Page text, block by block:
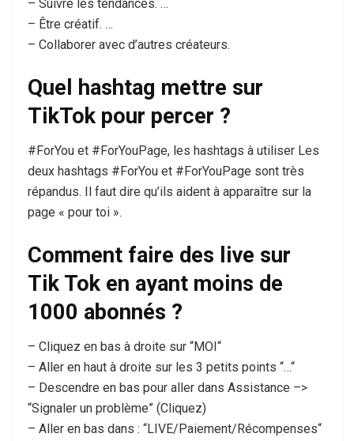
– Suivre les tendances. …
– Être créatif. …
– Collaborer avec d’autres créateurs.
Quel hashtag mettre sur
TikTok pour percer ?
#ForYou et #ForYouPage, les hashtags à utiliser Les
deux hashtags #ForYou et #ForYouPage sont très
répandus. Il faut dire qu’ils aident à apparaître sur la
page « pour toi ».
Comment faire des live sur
Tik Tok en ayant moins de
1000 abonnés ?
– Cliquez en bas à droite sur “MOI“
– Aller en haut à droite sur les 3 petits points “…“
– Descendre en bas pour aller dans Assistance –>
“Signaler un problème” (Cliquez)
– Aller en bas dans : “LIVE/Paiement/Récompenses“